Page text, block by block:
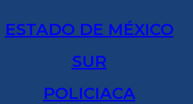
ESTADO DE MÉXICO
SUR
POLICIACA